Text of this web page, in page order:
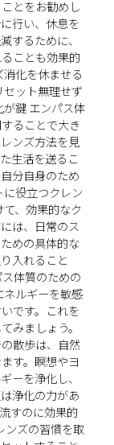
とをお勧めし
行い、休息を
するために、
ことも効果的
化を休ませる
ット無理せず
鍵 エンパス体
ることで大き
ンズ方法を見
生活を送るこ
分自身のため
役立つクレン
、効果的なク
は、日常のス
めの具体的な
入れること
体質のための
ネルギーを敏感
です。これを
みましょう。
散歩は、自然
す。瞑想やヨ
ーを浄化し、
浄化の力があ
すのに効果的
ンズの習慣を取